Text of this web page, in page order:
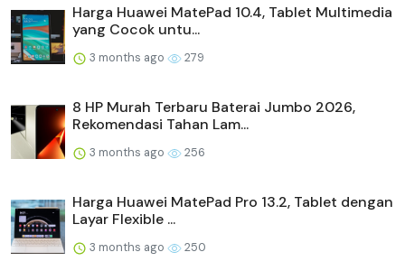
Harga Huawei MatePad 10.4, Tablet Multimedia
yang Cocok untu...
3 months ago 279
8 HP Murah Terbaru Baterai Jumbo 2026,
Rekomendasi Tahan Lam...
3 months ago 256
Harga Huawei MatePad Pro 13.2, Tablet dengan
Layar Flexible ...
3 months ago 250